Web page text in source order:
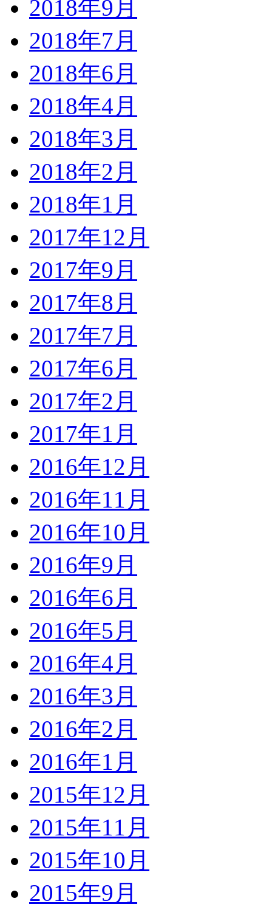
2018年9月
2018年7月
2018年6月
2018年4月
2018年3月
2018年2月
2018年1月
2017年12月
2017年9月
2017年8月
2017年7月
2017年6月
2017年2月
2017年1月
2016年12月
2016年11月
2016年10月
2016年9月
2016年6月
2016年5月
2016年4月
2016年3月
2016年2月
2016年1月
2015年12月
2015年11月
2015年10月
2015年9月